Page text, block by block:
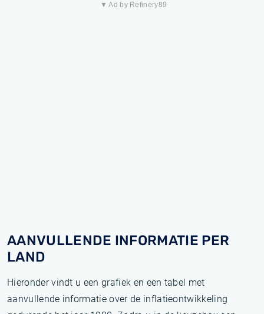
▼ Ad by Refinery89
AANVULLENDE INFORMATIE PER
LAND
Hieronder vindt u een grafiek en een tabel met
aanvullende informatie over de inflatieontwikkeling